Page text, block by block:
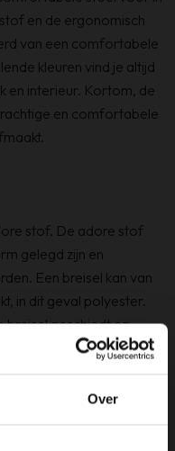
Over
en de ergonomisch
van een comfortabele
kleuren vind je altijd
en interieur. Kortom, de
en comfortabele
stof. De adore stof
gelegd zijn en
Een breisel kan van
in dit geval polyester.
breisel geschiedt op
rek en is elastischer dan